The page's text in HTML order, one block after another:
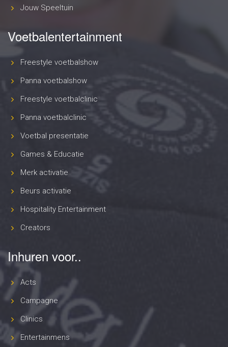
Jouw Speeltuin
Voetbalentertainment
Freestyle voetbalshow
Panna voetbalshow
Freestyle voetbalclinic
Panna voetbalclinic
Voetbal presentatie
Games & Educatie
Merk activatie
Beurs activatie
Hospitality Entertainment
Creators
Inhuren voor..
Acts
Campagne
Clinics
Entertainmens